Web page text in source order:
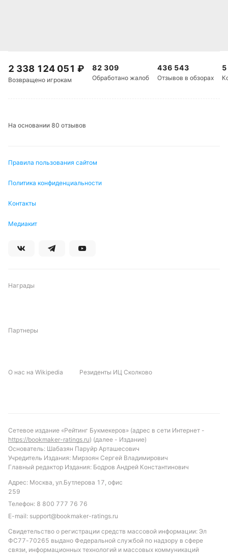
2 338 124 051 ₽
Возвращено игрокам
82 309
Обработано жалоб
436 543
Отзывов в обзорах
На основании 80 отзывов
Правила пользования сайтом
Политика конфиденциальности
Контакты
Медиакит
Награды
Партнеры
О нас на Wikipedia Резиденты ИЦ Сколково
Сетевое издание «Рейтинг Букмекеров» (адрес в сети Интернет -
https://bookmaker-ratings.ru) (далее - Издание)
Основатель: Шабазян Паруйр Арташесович
Учредитель Издания: Мирзоян Сергей Владимирович
Главный редактор Издания: Бодров Андрей Константинович
Адрес: Москва, ул.Бутлерова 17, офис
259
Телефон: 8 800 777 76 76
E-mail: support@bookmaker-ratings.ru
Свидетельство о регистрации средств массовой информации: Эл
ФС77-70265 выдано Федеральной службой по надзору в сфере
связи, информационных технологий и массовых коммуникаций